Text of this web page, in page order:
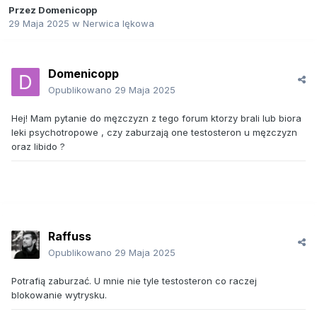
Przez Domenicopp
29 Maja 2025 w Nerwica lękowa
Domenicopp
Opublikowano 29 Maja 2025
Hej! Mam pytanie do męzczyzn z tego forum ktorzy brali lub biora
leki psychotropowe , czy zaburzają one testosteron u męzczyzn
oraz libido ?
Raffuss
Opublikowano 29 Maja 2025
Potrafią zaburzać. U mnie nie tyle testosteron co raczej
blokowanie wytrysku.